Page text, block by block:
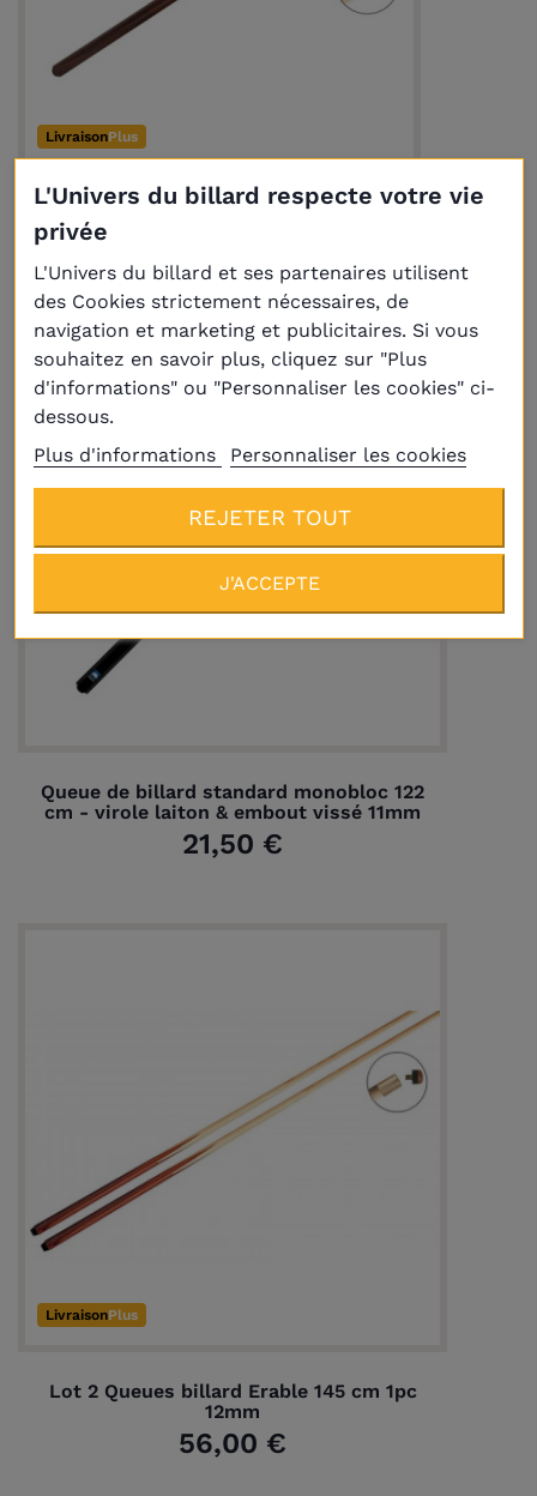
LivraisonPlus
Queue billard Frêne 145 cm 1/2
Queue de billard standard monobloc 122
cm - virole laiton & embout vissé 11mm
21,50 €
LivraisonPlus
Lot 2 Queues billard Erable 145 cm 1pc
12mm
56,00 €
L'Univers du billard respecte votre vie
privée
L'Univers du billard et ses partenaires utilisent
des Cookies strictement nécessaires, de
navigation et marketing et publicitaires. Si vous
souhaitez en savoir plus, cliquez sur "Plus
d'informations" ou "Personnaliser les cookies" ci-
dessous.
Plus d'informations
Personnaliser les cookies
REJETER TOUT
J'ACCEPTE